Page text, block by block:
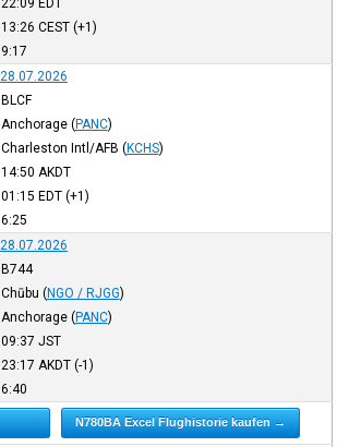
13:26 CEST(+1)
9:17
28.07.2026
BLCF
Anchorage (PANC)
Charleston Intl/AFB (KCHS)
14:50 AKDT
01:15 EDT(+1)
6:25
28.07.2026
B744
Chūbu (NGO / RJGG)
Anchorage (PANC)
09:37 JST
23:17 AKDT(-1)
6:40
N780BA Excel Flughistorie kaufen →